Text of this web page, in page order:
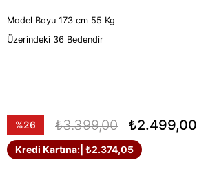
Model Boyu 173 cm 55 Kg
Üzerindeki 36 Bedendir
%26
İndirim
₺3.399,00 ₺2.499,00
Kredi Kartına: | ₺2.374,05